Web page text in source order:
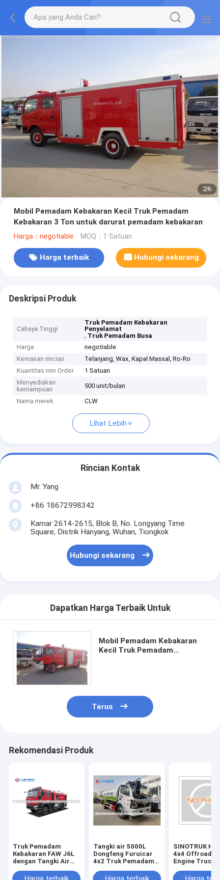
2/6
Mobil Pemadam Kebakaran Kecil Truk Pemadam
Kebakaran 3 Ton untuk darurat pemadam kebakaran
Harga：negotiable MOQ：1 Satuan
Harga terbaik Hubungi sekarang
Deskripsi Produk
Cahaya Tinggi
Truk Pemadam Kebakaran
Penyelamat
, Truk Pemadam Busa
Harga
negotiable
Kemasan rincian
Telanjang, Wax, Kapal Massal, Ro-Ro
Kuantitas min Order
1 Satuan
Menyediakan
kemampuan
500 unit/bulan
Nama merek CLW
Lihat Lebih
Rincian Kontak
Mr. Yang
+86 18672998342
Kamar 2614-2615, Blok B, No. Longyang Time
Square, Distrik Hanyang, Wuhan, Tiongkok
Hubungi sekarang
Dapatkan Harga Terbaik Untuk
Mobil Pemadam Kebakaran
Kecil Truk Pemadam
Terus
Rekomendasi Produk
Truk Pemadam
Kebakaran FAW J6L
dengan Tangki Air
2000L dan Pompa
Tangki air 5000L
Dongfeng Furuicar
4x2 Truk Pemadam
SINOTRUK
4x4 Offroad
Engine Truck
4000 - 6000L